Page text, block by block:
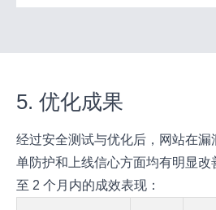
5. 优化成果
经过安全测试与优化后，网站在漏
单防护和上线信心方面均有明显改
至 2 个月内的成效表现：